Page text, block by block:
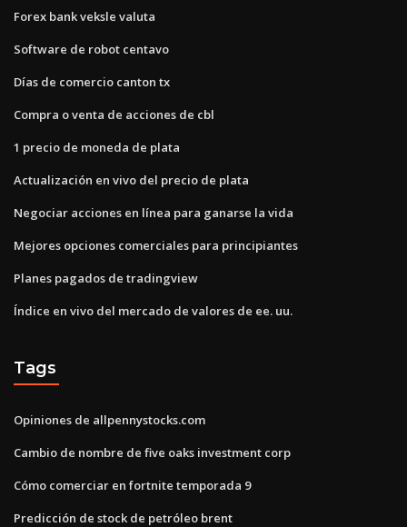
Forex bank veksle valuta
Software de robot centavo
Días de comercio canton tx
Compra o venta de acciones de cbl
1 precio de moneda de plata
Actualización en vivo del precio de plata
Negociar acciones en línea para ganarse la vida
Mejores opciones comerciales para principiantes
Planes pagados de tradingview
Índice en vivo del mercado de valores de ee. uu.
Tags
Opiniones de allpennystocks.com
Cambio de nombre de five oaks investment corp
Cómo comerciar en fortnite temporada 9
Predicción de stock de petróleo brent